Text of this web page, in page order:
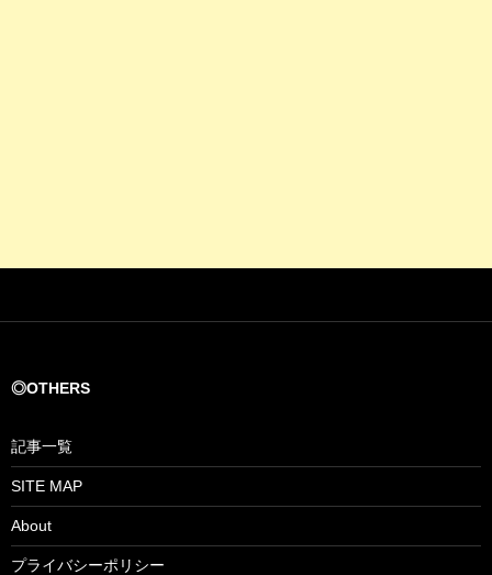
◎OTHERS
記事一覧
SITE MAP
About
プライバシーポリシー